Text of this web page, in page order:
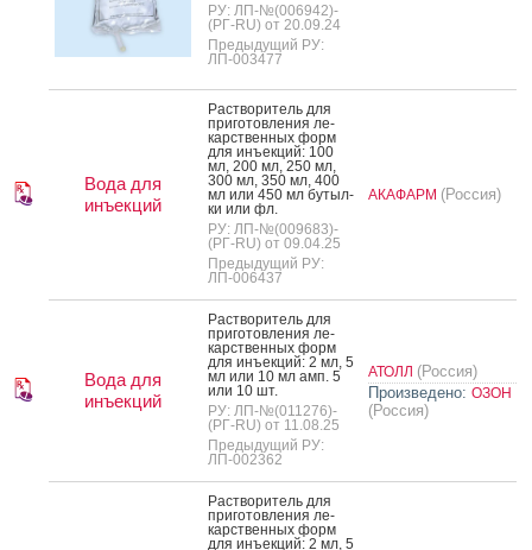
РУ: ЛП-№(006942)-
(РГ-RU) от 20.09.24
Предыдущий РУ:
ЛП-003477
Вода для
инъекций
Рас­тво­ритель для
при­готов­ле­ния ле­
карс­твен­ных форм
для инъ­ек­ций: 100
мл, 200 мл, 250 мл,
300 мл, 350 мл, 400
мл или 450 мл бу­тыл­
ки или фл.
РУ: ЛП-№(009683)-
(РГ-RU) от 09.04.25
Предыдущий РУ:
ЛП-006437
АКАФАРМ (Россия)
Вода для
инъекций
Рас­тво­ритель для
при­готов­ле­ния ле­
карс­твен­ных форм
для инъ­ек­ций: 2 мл, 5
мл или 10 мл амп. 5
или 10 шт.
РУ: ЛП-№(011276)-
(РГ-RU) от 11.08.25
Предыдущий РУ:
ЛП-002362
АТОЛЛ (Россия)
Произведено: ОЗОН
(Россия)
Рас­тво­ритель для
при­готов­ле­ния ле­
карс­твен­ных форм
для инъ­ек­ций: 2 мл, 5